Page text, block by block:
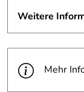
Weitere
Mehr